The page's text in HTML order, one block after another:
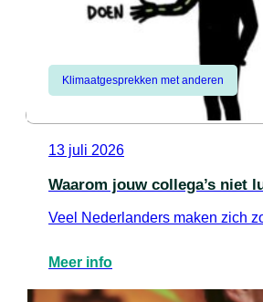
Klimaatgesprekken met anderen
13 juli 2026
Waarom jouw collega’s niet
Veel Nederlanders maken zich
Meer info